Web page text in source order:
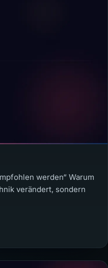
werden“ Warum
verändert, sondern